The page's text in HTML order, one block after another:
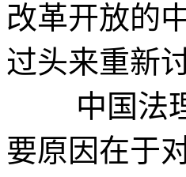
改革开放的
过头来重新
中国法理
要原因在于